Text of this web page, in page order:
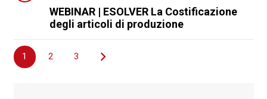
WEBINAR | ESOLVER La Costificazione
degli articoli di produzione
Navigazione
articoli
1 2 3